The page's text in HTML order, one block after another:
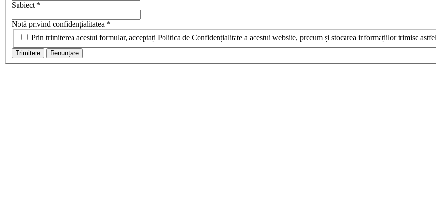
Subiect*
Notă privind confidențialitatea *
Prin trimiterea acestui formular, acceptați Politica de Confidențialitate a acestui website, precum și stocarea informațiilor trimise
Trimitere Renunțare